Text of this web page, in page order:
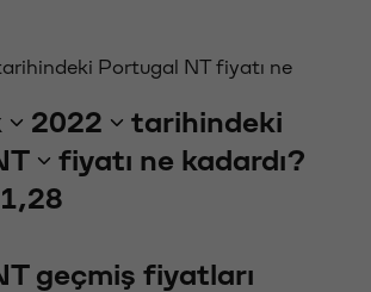
Portugal NT fiyatı ne
2022
tarihindeki
fiyatı ne kadardı?
geçmiş fiyatları